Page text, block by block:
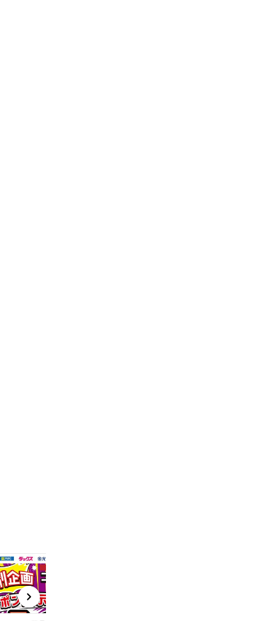
n
e
x
t